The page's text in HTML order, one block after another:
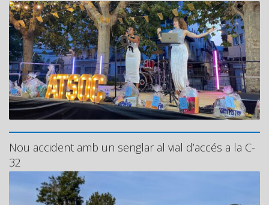
Nou accident amb un senglar al vial d’accés a la C-
32